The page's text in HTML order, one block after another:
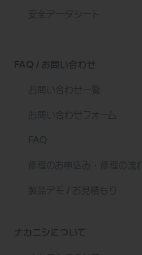
安全データシート
FAQ / お問い合わせ
お問い合わせ一覧
お問い合わせフォーム
FAQ
修理のお申込み・修理の流れ
製品デモ / お見積もり
ナカニシについて